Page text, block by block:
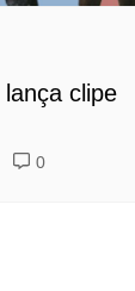
clipe
0